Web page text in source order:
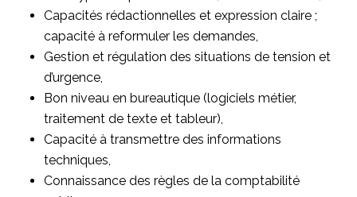
Capacités rédactionnelles et expression claire ;
capacité à reformuler les demandes,
Gestion et régulation des situations de tension et
d’urgence,
Bon niveau en bureautique (logiciels métier,
traitement de texte et tableur),
Capacité à transmettre des informations
techniques,
Connaissance des règles de la comptabilité